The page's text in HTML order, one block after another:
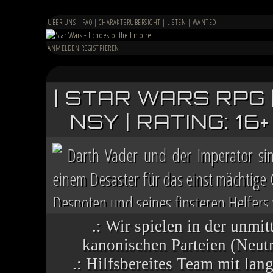
ÜBER UNS | FAQ | CHARAKTERÜBERSICHT | LISTEN | WANTED
ANMELDEN REGISTRIEREN
| STAR WARS
NSY | RATING:
Darth Vader und der Imperator
einem Desaster für das einst
Despoten und seines finsteren
Chaos herrscht auf vielen Welten,
.: Wir spielen in der
kanonischen Parteien
.: Hilfsbereites Team mit